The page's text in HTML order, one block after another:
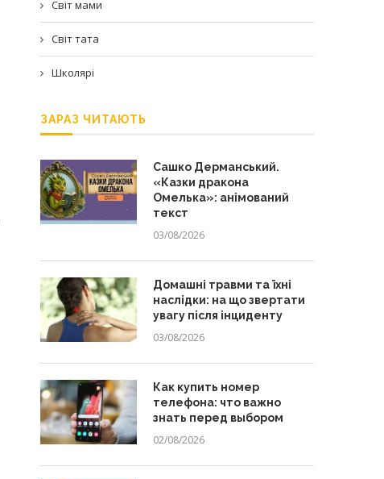
Світ мами
Світ тата
Школярі
ЗАРАЗ ЧИТАЮТЬ
Сашко Дерманський.
«Казки дракона
Омелька»: анімований
текст
03/08/2026
Домашні травми та їхні
наслідки: на що звертати
увагу після інциденту
03/08/2026
Как купить номер
телефона: что важно
знать перед выбором
02/08/2026